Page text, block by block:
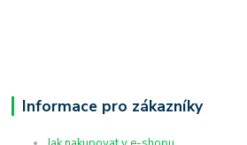
Informace pro zákazníky